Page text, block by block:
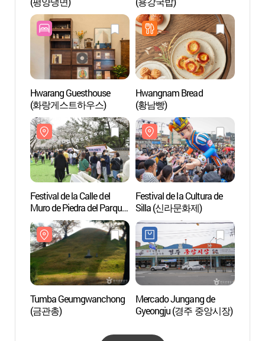
Hwarang Guesthouse
(화랑게스트하우스)
Hwangnam Bread
(황남빵)
Festival de la Calle del
Muro de Piedra del Parque
Daereungwon en Gyeongju
(경주 대릉원돌담길 축제)
Festival de la Cultura de
Silla (신라문화제)
Tumba Geumgwanchong
(금관총)
Mercado Jungang de
Gyeongju (경주 중앙시장)